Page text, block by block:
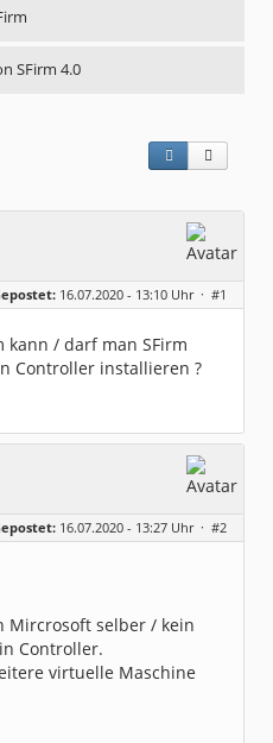
SFirm 4.0
16.07.2020 - 13:10 Uhr · #1
kann / darf man SFirm
Controller installieren ?
16.07.2020 - 13:27 Uhr · #2
Mircrosoft selber / kein
Controller.
virtuelle Maschine